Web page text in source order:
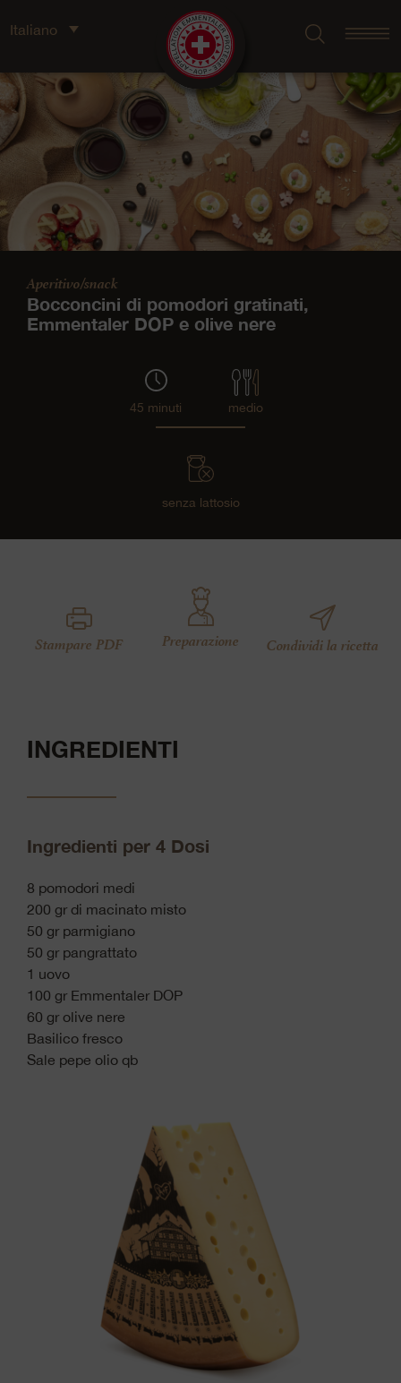
Italiano
Aperitivo/snack
Bocconcini di pomodori gratinati,
Emmentaler DOP e olive nere
45 minuti medio
senza lattosio
Stampare PDF Preparazione Condividi la ricetta
INGREDIENTI
Ingredienti per 4 Dosi
8 pomodori medi
200 gr di macinato misto
50 gr parmigiano
50 gr pangrattato
1 uovo
100 gr Emmentaler DOP
60 gr olive nere
Basilico fresco
Sale pepe olio qb